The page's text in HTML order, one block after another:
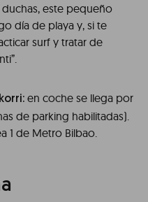
este pequeño
día de playa y, si te
surf y tratar de
en coche se llega por
de parking habilitadas).
1 de Metro Bilbao.